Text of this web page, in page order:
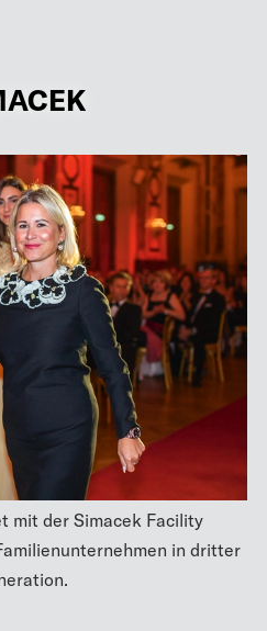
mit der Simacek Facility
in dritter